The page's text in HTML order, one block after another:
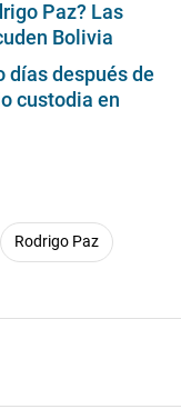
Paz? Las
Bolivia
días después de
custodia en
Rodrigo Paz